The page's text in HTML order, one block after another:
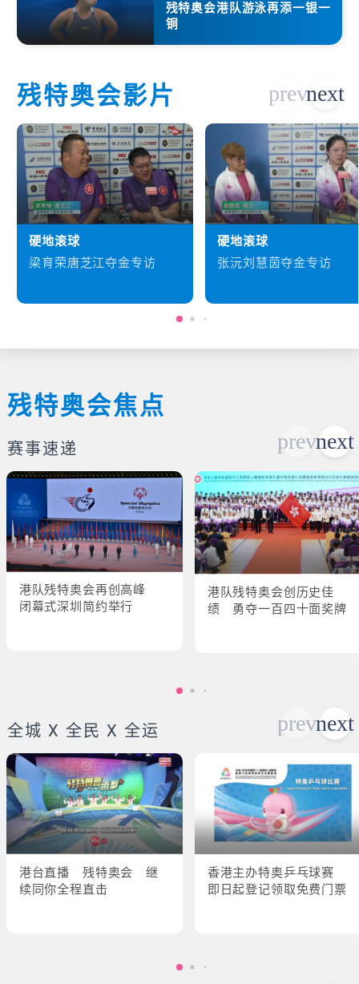
残特奥会港队游泳再添一银一
铜
残特奥会影片
硬地滚球
梁育荣唐芝江夺金专访
硬地滚球
张沅刘慧茵夺金专访
残特奥会焦点
赛事速递
港队残特奥会再创高峰
闭幕式深圳简约举行
港队残特奥会创历史佳
绩 勇夺一百四十面奖牌
全城 X 全民 X 全运
港台直播 残特奥会 继
续同你全程直击
香港主办特奥乒乓球赛
即日起登记领取免费门票